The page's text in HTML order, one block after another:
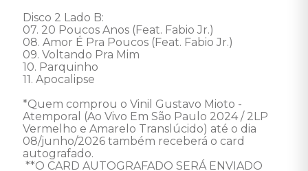
Disco 2 Lado B:
07. 20 Poucos Anos (Feat. Fabio Jr.)
08. Amor É Pra Poucos (Feat. Fabio Jr.)
09. Voltando Pra Mim
10. Parquinho
11. Apocalipse
*Quem comprou o Vinil Gustavo Mioto -
Atemporal (Ao Vivo Em São Paulo 2024 / 2LP
Vermelho e Amarelo Translúcido) até o dia
08/junho/2026 também receberá o card
autografado.